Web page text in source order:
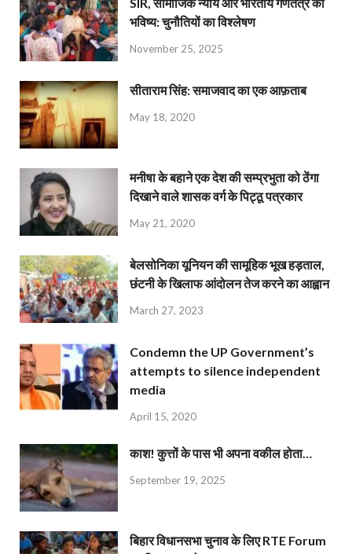
भविष्य: चुनौतियों का विश्लेषण
November 25, 2025
सीताराम सिंह: समाजवाद का एक आफ़ताब
May 18, 2020
मनीषा के बहाने एक देश की सम्प्रभुता को ठेंगा
दिखाने वाले शासक वर्ग के पिट्ठू पत्रकार
May 21, 2020
बेलसोनिका यूनियन की सामूहिक भूख हड़ताल,
छंटनी के खिलाफ आंदोलन तेज करने का आह्वान
March 27, 2023
Condemn the UP Government’s
attempts to silence independent
media
April 15, 2020
काश! कुत्तों के पास भी अपना वकील होता…
September 19, 2025
बिहार विधानसभा चुनाव के लिए RTE Forum